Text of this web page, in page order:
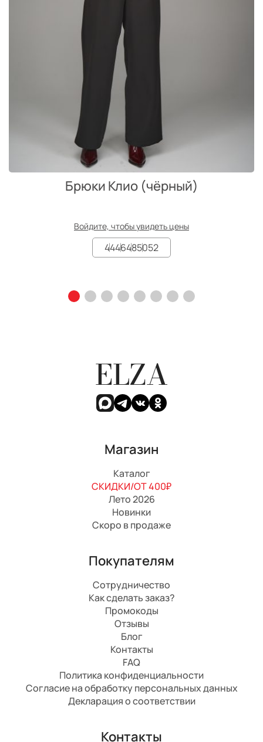
Брюки Клио (чёрный)
Войдите, чтобы увидеть цены
4446485052
ELZA
Магазин
Каталог
СКИДКИ/ОТ 400₽
Лето 2026
Новинки
Скоро в продаже
Покупателям
Сотрудничество
Как сделать заказ?
Промокоды
Отзывы
Блог
Контакты
FAQ
Политика конфиденциальности
Согласие на обработку персональных данных
Декларация о соответствии
Контакты